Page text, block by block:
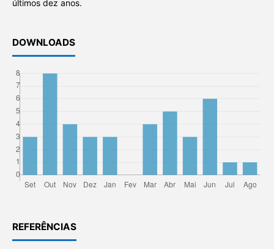
últimos dez anos.
DOWNLOADS
REFERÊNCIAS